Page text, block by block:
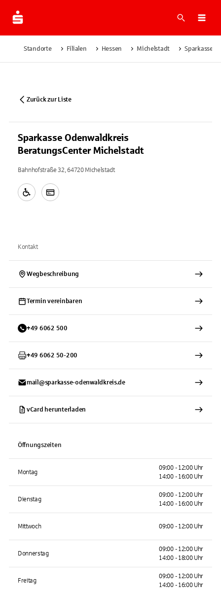
Suche
Standorte Filialen Hessen Michelstadt Sparkasse
Zurück zur Liste
Sparkasse Odenwaldkreis
BeratungsCenter Michelstadt
Bahnhofstraße 32, 64720 Michelstadt
Kontakt
Wegbeschreibung
Termin vereinbaren
+49 6062 500
+49 6062 50-200
mail@sparkasse-odenwaldkreis.de
vCard herunterladen
Öffnungszeiten
Montag
09:00 - 12:00 Uhr
14:00 - 16:00 Uhr
Dienstag
09:00 - 12:00 Uhr
14:00 - 16:00 Uhr
Mittwoch 09:00 - 12:00 Uhr
Donnerstag
09:00 - 12:00 Uhr
14:00 - 18:00 Uhr
Freitag
09:00 - 12:00 Uhr
14:00 - 16:00 Uhr